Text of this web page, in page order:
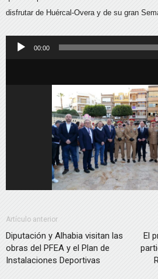
disfrutar de Huércal-Overa y de su gran
Reproductor
00:00
Artículo anterior
Diputación y Alhabia visitan las
obras del PFEA y el Plan de
Instalaciones Deportivas
El